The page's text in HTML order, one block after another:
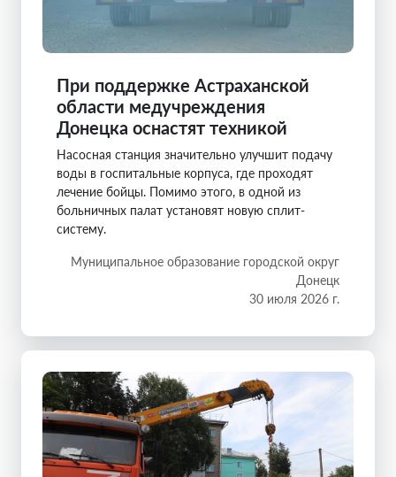
При поддержке Астраханской
области медучреждения
Донецка оснастят техникой
Насосная станция значительно улучшит подачу
воды в госпитальные корпуса, где проходят
лечение бойцы. Помимо этого, в одной из
больничных палат установят новую сплит-
систему.
Муниципальное образование городской округ
Донецк
30 июля 2026 г.